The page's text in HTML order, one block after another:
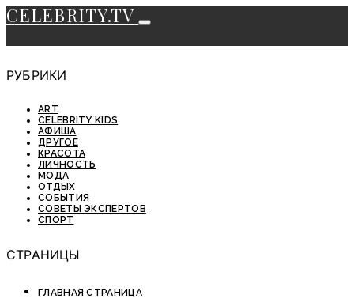
CELEBRITY.TV
РУБРИКИ
ART
CELEBRITY KIDS
АФИША
ДРУГОЕ
КРАСОТА
ЛИЧНОСТЬ
МОДА
ОТДЫХ
СОБЫТИЯ
СОВЕТЫ ЭКСПЕРТОВ
СПОРТ
СТРАНИЦЫ
ГЛАВНАЯ СТРАНИЦА